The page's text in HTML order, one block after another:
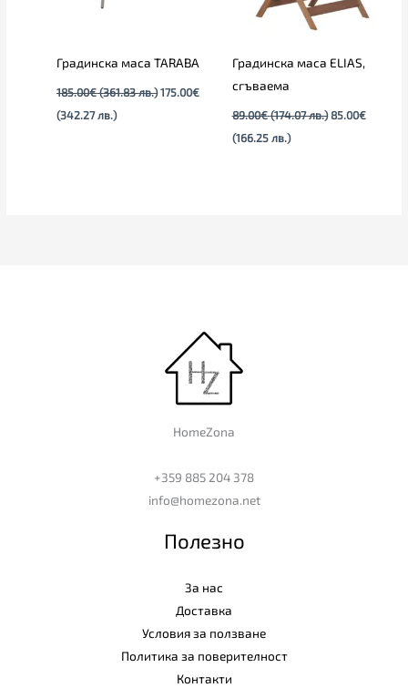
Градинска маса TARABA
185.00€ (361.83 лв.) 175.00€
(342.27 лв.)
Градинска маса ELIAS,
сгъваема
89.00€ (174.07 лв.) 85.00€
(166.25 лв.)
HomeZona
+359 885 204 378
info@homezona.net
Полезно
За нас
Доставка
Условия за ползване
Политика за поверителност
Контакти